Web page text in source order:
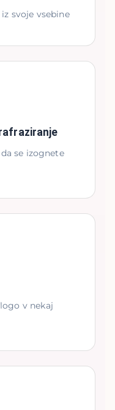
svoje vsebine
se izognete
v nekaj